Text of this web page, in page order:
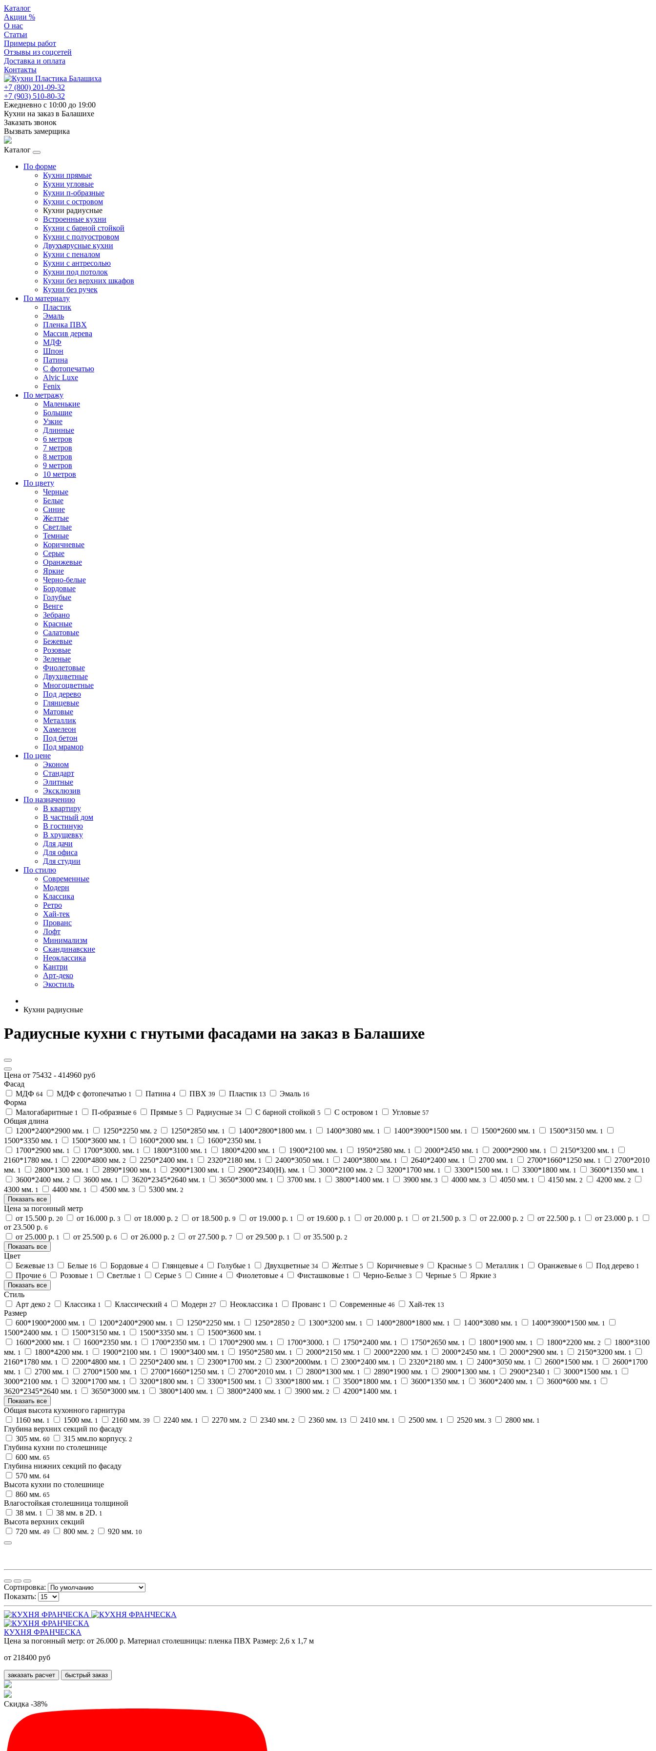
Каталог
Акции %
О нас
Статьи
Примеры работ
Отзывы из соцсетей
Доставка и оплата
Контакты
+7 (800) 201-09-32
+7 (903) 510-80-32
Ежедневно с 10:00 до 19:00
Кухни на заказ в Балашихе
Заказать звонок
Вызвать замерщика
Каталог
По форме
Кухни прямые
Кухни угловые
Кухни п-образные
Кухни с островом
Кухни радиусные
Встроенные кухни
Кухни с барной стойкой
Кухни с полуостровом
Двухъярусные кухни
Кухни с пеналом
Кухни с антресолью
Кухни под потолок
Кухни без верхних шкафов
Кухни без ручек
По материалу
Пластик
Эмаль
Пленка ПВХ
Массив дерева
МДФ
Шпон
Патина
С фотопечатью
Alvic Luxe
Fenix
По метражу
Маленькие
Большие
Узкие
Длинные
6 метров
7 метров
8 метров
9 метров
10 метров
По цвету
Черные
Белые
Синие
Желтые
Светлые
Темные
Коричневые
Серые
Оранжевые
Яркие
Черно-белые
Бордовые
Голубые
Венге
Зебрано
Красные
Салатовые
Бежевые
Розовые
Зеленые
Фиолетовые
Двухцветные
Многоцветные
Под дерево
Глянцевые
Матовые
Металлик
Хамелеон
Под бетон
Под мрамор
По цене
Эконом
Стандарт
Элитные
Эксклюзив
По назначению
В квартиру
В частный дом
В гостиную
В хрущевку
Для дачи
Для офиса
Для студии
По стилю
Современные
Модерн
Классика
Ретро
Хай-тек
Прованс
Лофт
Минимализм
Скандинавские
Неоклассика
Кантри
Арт-деко
Экостиль
Кухни радиусные
Радиусные кухни с гнутыми фасадами на заказ в Балашихе
Цена от 75432 - 414960 руб
Фасад
МДФ 64 МДФ с фотопечатью 1 Патина 4 ПВХ 39 Пластик 13 Эмаль 16
Форма
Малогабаритные 1 П-образные 6 Прямые 5 Радиусные 34 С барной стойкой 5 С островом 1 Угловые 57
Общая длина
1200*2400*2900 мм. 1 1250*2250 мм. 2 1250*2850 мм. 1 1400*2800*1800 мм. 1 1400*3080 мм. 1 1400*3900*1500 мм. 1 1500*2600 мм. 1 1500*3150 мм. 1
1500*3350 мм. 1 1500*3600 мм. 1 1600*2000 мм. 1 1600*2350 мм. 1
1700*2900 мм. 1 1700*3000. мм. 1 1800*3100 мм. 1 1800*4200 мм. 1 1900*2100 мм. 1 1950*2580 мм. 1 2000*2450 мм. 1 2000*2900 мм. 1 2150*3200 мм. 1
2160*1780 мм. 1 2200*4800 мм. 2 2250*2400 мм. 1 2320*2180 мм. 1 2400*3050 мм. 1 2400*3800 мм. 1 2640*2400 мм. 1 2700 мм. 1 2700*1660*1250 мм. 1
2700*2010
мм. 1 2800*1300 мм. 1 2890*1900 мм. 1 2900*1300 мм. 1 2900*2340(H). мм. 1 3000*2100 мм. 2 3200*1700 мм. 1 3300*1500 мм. 1 3300*1800 мм. 1 3600*1350 мм. 1
3600*2400 мм. 2 3600 мм. 1 3620*2345*2640 мм. 1 3650*3000 мм. 1 3700 мм. 1 3800*1400 мм. 1 3900 мм. 3 4000 мм. 3 4050 мм. 1 4150 мм. 2 4200 мм. 2
4300 мм. 1 4400 мм. 1 4500 мм. 3 5300 мм. 2
Показать все
Цена за погонный метр
от 15.500 р. 20 от 16.000 р. 3 от 18.000 р. 2 от 18.500 р. 9 от 19.000 р. 1 от 19.600 р. 1 от 20.000 р. 1 от 21.500 р. 3 от 22.000 р. 2 от 22.500 р. 1 от 23.000 р. 1
от 23.500 р. 6
от 25.000 р. 1 от 25.500 р. 6 от 26.000 р. 2 от 27.500 р. 7 от 29.500 р. 1 от 35.500 р. 2
Показать все
Цвет
Бежевые 13 Белые 16 Бордовые 4 Глянцевые 4 Голубые 1 Двухцветные 34 Желтые 5 Коричневые 9 Красные 5 Металлик 1 Оранжевые 6 Под дерево 1
Прочие 6 Розовые 1 Светлые 1 Серые 5 Синие 4 Фиолетовые 4 Фисташковые 1 Черно-Белые 3 Черные 5 Яркие 3
Показать все
Стиль
Арт деко 2 Классика 1 Классический 4 Модерн 27 Неоклассика 1 Прованс 1 Современные 46 Хай-тек 13
Размер
600*1900*2000 мм. 1 1200*2400*2900 мм. 1 1250*2250 мм. 1 1250*2850 2 1300*3200 мм. 1 1400*2800*1800 мм. 1 1400*3080 мм. 1 1400*3900*1500 мм. 1
1500*2400 мм. 1 1500*3150 мм. 1 1500*3350 мм. 1 1500*3600 мм. 1
1600*2000 мм. 1 1600*2350 мм. 1 1700*2350 мм. 1 1700*2900 мм. 1 1700*3000. 1 1750*2400 мм. 1 1750*2650 мм. 1 1800*1900 мм. 1 1800*2200 мм. 2
1800*3100
мм. 1 1800*4200 мм. 1 1900*2100 мм. 1 1900*3400 мм. 1 1950*2580 мм. 1 2000*2150 мм. 1 2000*2200 мм. 1 2000*2450 мм. 1 2000*2900 мм. 1 2150*3200 мм. 1
2160*1780 мм. 1 2200*4800 мм. 1 2250*2400 мм. 1 2300*1700 мм. 2 2300*2000мм. 1 2300*2400 мм. 1 2320*2180 мм. 1 2400*3050 мм. 1 2600*1500 мм. 1
2600*1700
мм. 1 2700 мм. 1 2700*1500 мм. 1 2700*1660*1250 мм. 1 2700*2010 мм. 1 2800*1300 мм. 1 2890*1900 мм. 1 2900*1300 мм. 1 2900*2340 1 3000*1500 мм. 1
3000*2100 мм. 1 3200*1700 мм. 1 3200*1800 мм. 1 3300*1500 мм. 1 3300*1800 мм. 1 3500*1800 мм. 1 3600*1350 мм. 1 3600*2400 мм. 1 3600*600 мм. 1
3620*2345*2640 мм. 1 3650*3000 мм. 1 3800*1400 мм. 1 3800*2400 мм. 1 3900 мм. 2 4200*1400 мм. 1
Показать все
Общая высота кухонного гарнитура
1160 мм. 1 1500 мм. 1 2160 мм. 39 2240 мм. 1 2270 мм. 2 2340 мм. 2 2360 мм. 13 2410 мм. 1 2500 мм. 1 2520 мм. 3 2800 мм. 1
Глубина верхних секций по фасаду
305 мм. 60 315 мм.по корпусу. 2
Глубина кухни по столешнице
600 мм. 65
Глубина нижних секций по фасаду
570 мм. 64
Высота кухни по столешнице
860 мм. 65
Влагостойкая столешница толщиной
38 мм. 1 38 мм. в 2D. 1
Высота верхних секций
720 мм. 49 800 мм. 2 920 мм. 10
Сортировка:
Показать:
КУХНЯ ФРАНЧЕСКА
Цена за погонный метр: от 26.000 р. Материал столешницы: пленка ПВХ Размер: 2,6 х 1,7 м
от 218400 руб
заказать расчет быстрый заказ
Скидка -38%